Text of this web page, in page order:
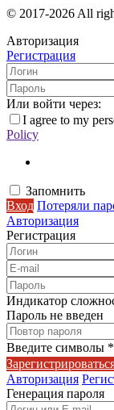
© 2017-2026 All
Авторизация
Регистрация
Или войти через:
I agree to my
Policy
Запомнить
Вход Потеряли
Авторизация
Регистрация
Индикатор
Пароль не введен
Введите символы *
Авторизация
Генерация пароля